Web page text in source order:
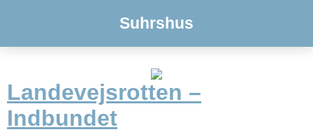
Suhrshus
Landevejsrotten –
Indbundet